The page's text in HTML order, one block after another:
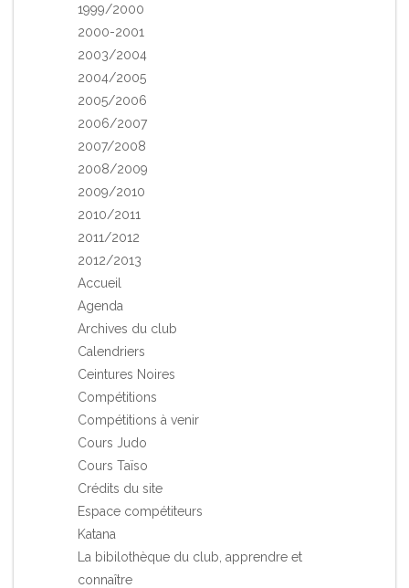
1999/2000
2000-2001
2003/2004
2004/2005
2005/2006
2006/2007
2007/2008
2008/2009
2009/2010
2010/2011
2011/2012
2012/2013
Accueil
Agenda
Archives du club
Calendriers
Ceintures Noires
Compétitions
Compétitions à venir
Cours Judo
Cours Taïso
Crédits du site
Espace compétiteurs
Katana
La bibilothèque du club, apprendre et
connaître